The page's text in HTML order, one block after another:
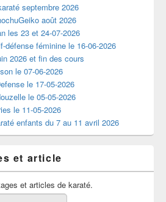
septembre 2026
août 2026
les 23 et 24-07-2026
défense féminine le 16-06-2026
2026 et fin des cours
le 07-06-2026
le 17-05-2026
le 05-05-2026
le 11-05-2026
enfants du 7 au 11 avril 2026
et article
et articles de karaté.